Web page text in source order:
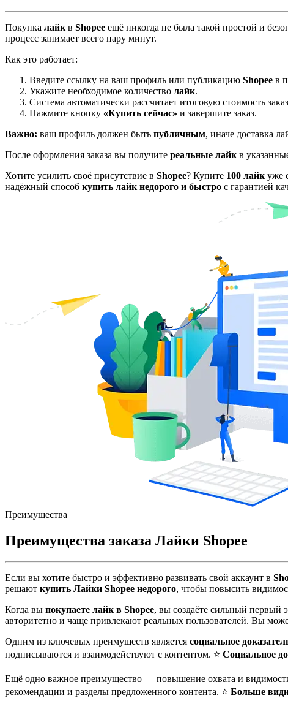
Покупка лайк в Shopee ещё никогда не была такой простой и
процесс занимает всего пару минут.
Как это работает:
Введите ссылку на ваш профиль или публикацию Shopee в
Укажите необходимое количество лайк.
Система автоматически рассчитает итоговую стоимость
Нажмите кнопку «Купить сейчас» и завершите заказ.
Важно: ваш профиль должен быть публичным, иначе доставка
После оформления заказа вы получите реальные лайк в
Хотите усилить своё присутствие в Shopee? Купите 100 лайк уже
надёжный способ купить лайк недорого и быстро с гарантией
Преимущества
Преимущества заказа Лайки Shopee
Если вы хотите быстро и эффективно развивать свой аккаунт в
решают купить Лайки Shopee недорого, чтобы повысить
Когда вы покупаете лайк в Shopee, вы создаёте сильный первый
авторитетно и чаще привлекают реальных пользователей. Вы
Одним из ключевых преимуществ является социальное
подписываются и взаимодействуют с контентом. ⭐ Социальное
Ещё одно важное преимущество — повышение охвата и
рекомендации и разделы предложенного контента. ⭐ Больше